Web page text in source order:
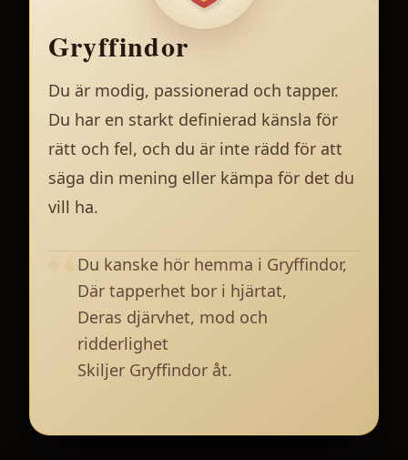
Gryffindor
Du är modig, passionerad och tapper.
Du har en starkt definierad känsla för
rätt och fel, och du är inte rädd för att
säga din mening eller kämpa för det du
vill ha.
Du kanske hör hemma i Gryffindor,
Där tapperhet bor i hjärtat,
Deras djärvhet, mod och
ridderlighet
Skiljer Gryffindor åt.